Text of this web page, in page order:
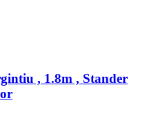
, 1.8m , Stander